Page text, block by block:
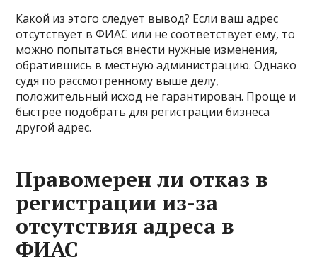
Какой из этого следует вывод? Если ваш адрес
отсутствует в ФИАС или не соответствует ему, то
можно попытаться внести нужные изменения,
обратившись в местную администрацию. Однако
судя по рассмотренному выше делу,
положительный исход не гарантирован. Проще и
быстрее подобрать для регистрации бизнеса
другой адрес.
Правомерен ли отказ в
регистрации из-за
отсутствия адреса в
ФИАС